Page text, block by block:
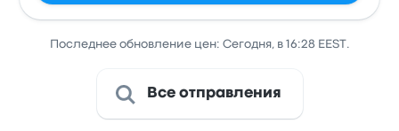
Последнее обновление цен: Сегодня, в 16:28 EEST.
Все отправления